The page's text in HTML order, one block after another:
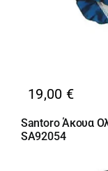
19,00 €
Santoro Άκουα
SA92054